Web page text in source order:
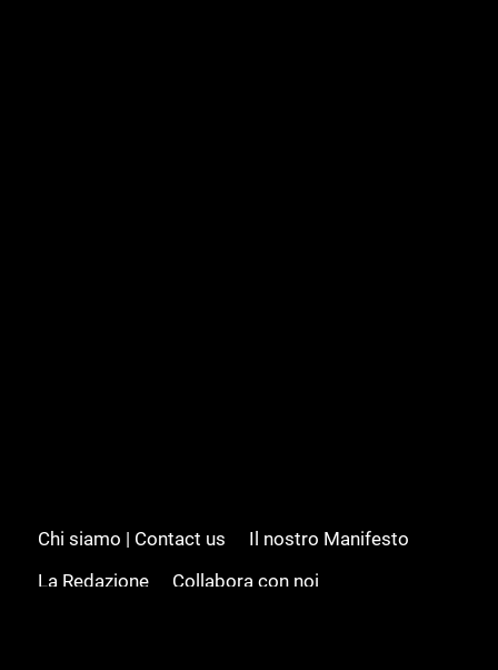
Chi siamo | Contact us
Il nostro Manifesto
La Redazione
Collabora con noi